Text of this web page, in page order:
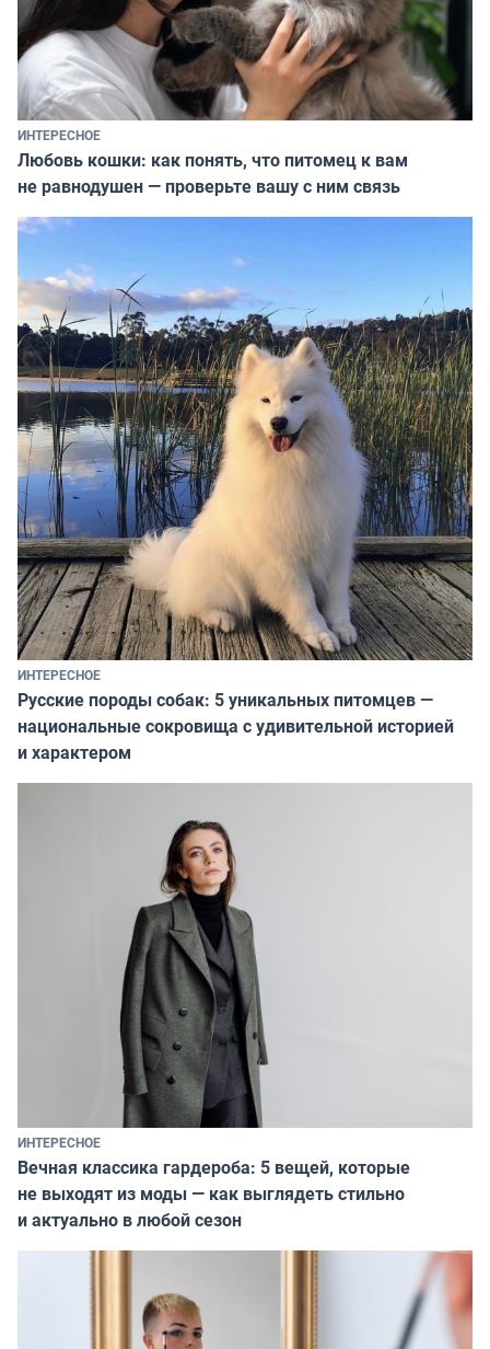
ИНТЕРЕСНОЕ
Любовь кошки: как понять, что питомец к вам
не равнодушен — проверьте вашу с ним связь
ИНТЕРЕСНОЕ
Русские породы собак: 5 уникальных питомцев —
национальные сокровища с удивительной историей
и характером
ИНТЕРЕСНОЕ
Вечная классика гардероба: 5 вещей, которые
не выходят из моды — как выглядеть стильно
и актуально в любой сезон